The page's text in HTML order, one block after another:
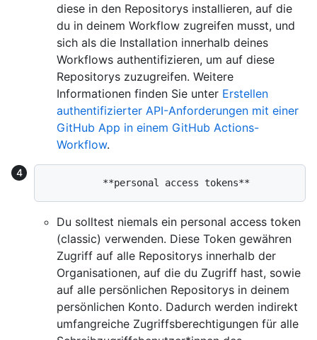
diese in den Repositorys installieren, auf die
du in deinem Workflow zugreifen musst, und
sich als die Installation innerhalb deines
Workflows authentifizieren, um auf diese
Repositorys zuzugreifen. Weitere
Informationen finden Sie unter Erstellen
authentifizierter API-Anforderungen mit einer
GitHub App in einem GitHub Actions-
Workflow.
Du solltest niemals ein personal access token
(classic) verwenden. Diese Token gewähren
Zugriff auf alle Repositorys innerhalb der
Organisationen, auf die du Zugriff hast, sowie
auf alle persönlichen Repositorys in deinem
persönlichen Konto. Dadurch werden indirekt
umfangreiche Zugriffsberechtigungen für alle